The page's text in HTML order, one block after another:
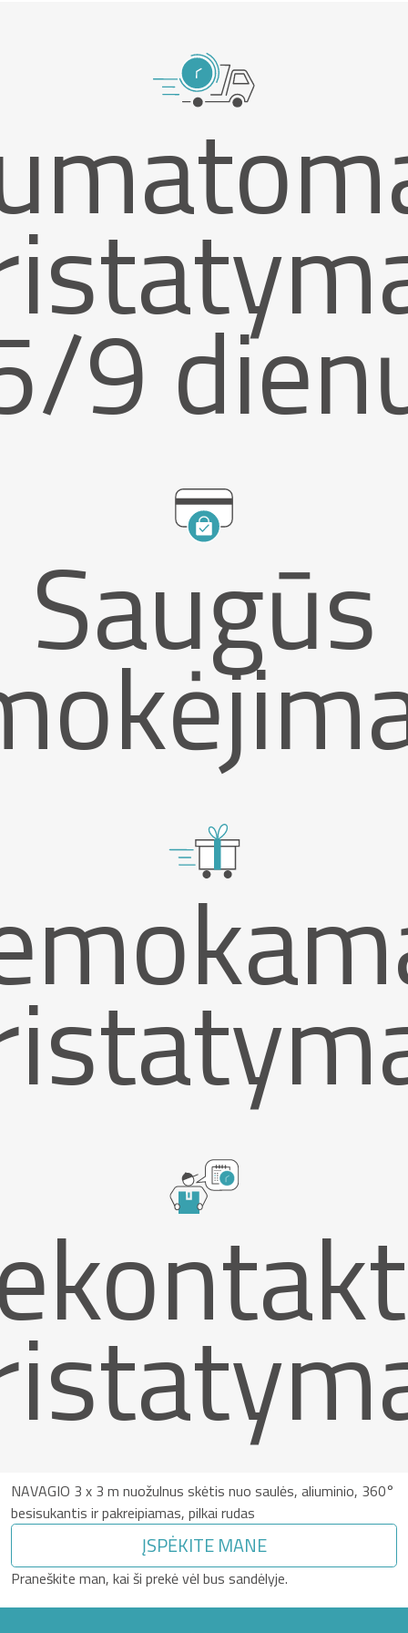
9
Saugūs
NAVAGIO 3 x 3 m nuožulnus skėtis nuo saulės, aliuminio, 360°
besisukantis ir pakreipiamas, pilkai rudas
ĮSPĖKITE MANE
Praneškite man, kai ši prekė vėl bus sandėlyje.